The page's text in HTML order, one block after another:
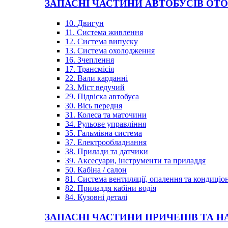
ЗАПАСНІ ЧАСТИНИ АВТОБУСІВ
10. Двигун
11. Система живлення
12. Система випуску
13. Система охолодження
16. Зчеплення
17. Трансмісія
22. Вали карданні
23. Міст ведучий
29. Підвіска автобуса
30. Вісь передня
31. Колеса та маточини
34. Рульове управління
35. Гальмівна система
37. Електрообладнання
38. Прилади та датчики
39. Аксесуари, інструменти та приладдя
50. Кабіна / салон
81. Система вентиляції, опалення та
82. Приладдя кабіни водія
84. Кузовні деталі
ЗАПАСНІ ЧАСТИНИ ПРИЧЕПІВ ТА